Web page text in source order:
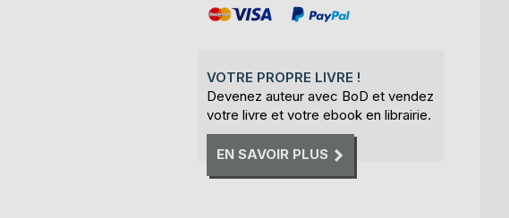
VOTRE PROPRE LIVRE !
Devenez auteur avec BoD et vendez
votre livre et votre ebook en librairie.
EN SAVOIR PLUS